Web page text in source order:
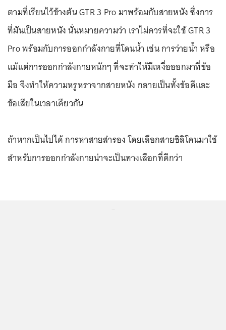
ตามที่เรียนไว้ข้างต้น GTR 3 Pro มาพร้อมกับสายหนัง ซึ่งการ
ที่มันเป็นสายหนัง นั่นหมายความว่า เราไม่ควรที่จะใช้ GTR 3
Pro พร้อมกับการออกกำลังกายที่โดนน้ำ เช่น การว่ายน้ำ หรือ
แม้แต่การออกกำลังกายหนักๆ ที่จะทำให้มีเหงื่อออกมาที่ข้อ
มือ จึงทำให้ความหรูหราจากสายหนัง กลายเป็นทั้งข้อดีและ
ข้อเสียในเวลาเดียวกัน
ถ้าหากเป็นไปได้ การหาสายสำรอง โดยเลือกสายซิลิโคนมาใช้
สำหรับการออกกำลังกายน่าจะเป็นทางเลือกที่ดีกว่า